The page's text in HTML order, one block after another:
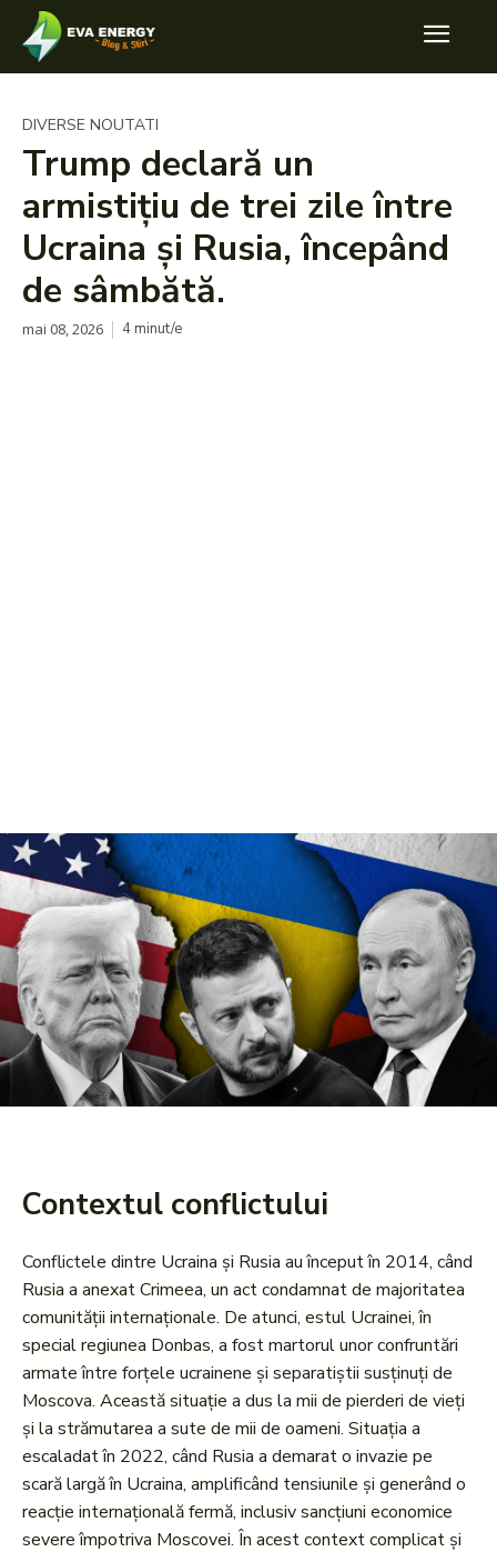
DIVERSE NOUTATI
Trump declară un
armistițiu de trei zile între
Ucraina și Rusia, începând
de sâmbătă.
mai 08, 2026 4minut/e
Contextul conflictului
Conflictele dintre Ucraina și Rusia au început în 2014, când
Rusia a anexat Crimeea, un act condamnat de majoritatea
comunității internaționale. De atunci, estul Ucrainei, în
special regiunea Donbas, a fost martorul unor confruntări
armate între forțele ucrainene și separatiștii susținuți de
Moscova. Această situație a dus la mii de pierderi de vieți
și la strămutarea a sute de mii de oameni. Situația a
escaladat în 2022, când Rusia a demarat o invazie pe
scară largă în Ucraina, amplificând tensiunile și generând o
reacție internațională fermă, inclusiv sancțiuni economice
severe împotriva Moscovei. În acest context complicat și